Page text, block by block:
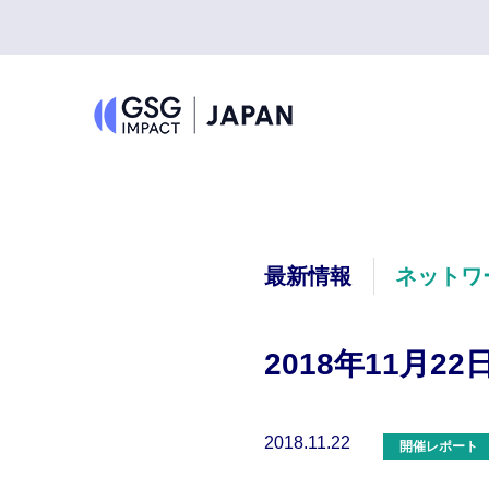
最新情報 ネットワ
2018年11月22
2018.11.22 開催レポート